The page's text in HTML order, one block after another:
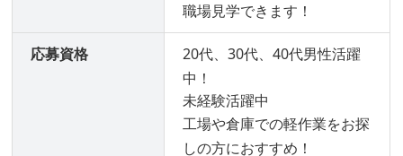
職場見学できます！
応募資格
20代、30代、40代男性活躍
中！
未経験活躍中
工場や倉庫での軽作業をお探
しの方におすすめ！